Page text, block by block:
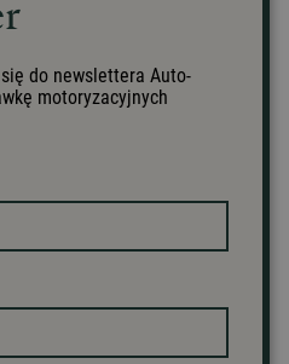
do newslettera Auto-
motoryzacyjnych